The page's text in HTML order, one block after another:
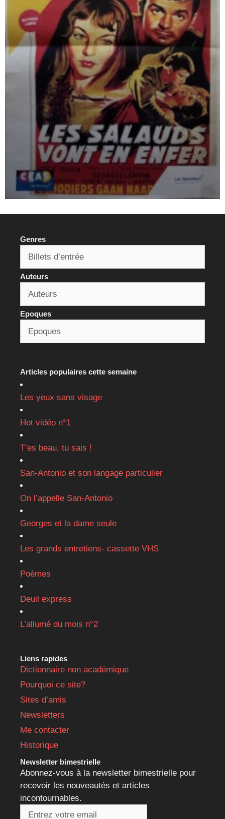
Genres
Auteurs
Epoques
Articles populaires cette semaine
Les yeux sans visage
Hot vidéo n°1
T’es beau, tu sais !
San-Antonio et son langage particulier
On l’appelle San-Antonio
Georges et la dame seule
Les grands entretiens- cassette VHS
Poèmes
Deuil express
L’allumé du mois n°2
Liens rapides
Dictionnaire non académique
Pourquoi ce site?
Sites d’amis
Newsletters
Me contacter
Historique
Newsletter bimestrielle
Abonnez-vous à la newsletter bimestrielle pour
recevoir les nouveautés et articles
incontournables.